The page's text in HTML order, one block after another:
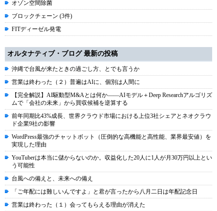
オゾン空間除菌
ブロックチェーン (3件)
FITディーゼル発電
オルタナティブ・ブログ 最新の投稿
沖縄で台風が来たときの過ごし方、とでも言うか
営業は終わった（２）普遍はAIに、個別は人間に
【完全解説】AI駆動型M&Aとは何か――AIモデル＋Deep Researchアルゴリズ
ムで「会社の未来」から買収候補を逆算する
前年同期比43%成長、世界クラウド市場における上位3社シェアとネオクラウ
ド企業9社の影響
WordPress最強のチャットボット（圧倒的な高機能と高性能、業界最安値）を
実現した理由
YouTuberは本当に儲からないのか。収益化した20人に1人が月30万円以上とい
う可能性
台風への備えと、未来への備え
「ご年配には難しいんですよ」と君が言ったから八月二日は年配記念日
営業は終わった（１）会ってもらえる理由が消えた